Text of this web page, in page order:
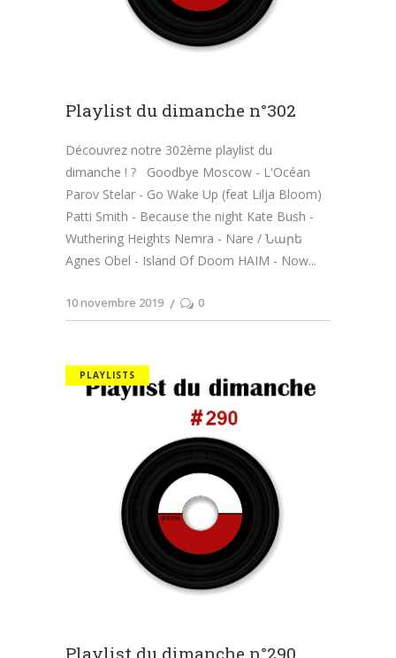
Playlist du dimanche n°302
Découvrez notre 302ème playlist du
dimanche ! ? Goodbye Moscow - L'Océan
Parov Stelar - Go Wake Up (feat Lilja Bloom)
Patti Smith - Because the night Kate Bush -
Wuthering Heights Nemra - Nare / Նարե
Agnes Obel - Island Of Doom HAIM - Now
10 novembre 2019 0
PLAYLISTS
Playlist du dimanche n°290